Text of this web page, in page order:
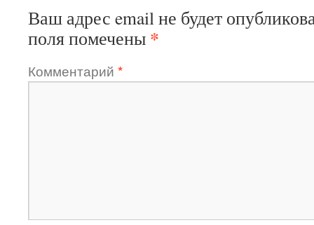
Ваш адрес email не будет
поля помечены *
Комментарий *